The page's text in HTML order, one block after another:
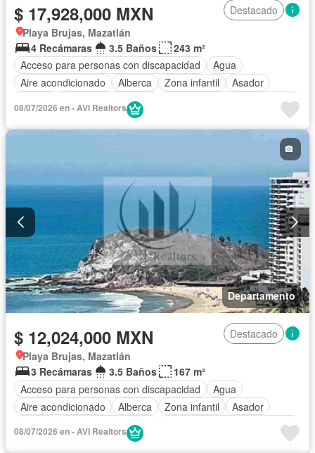
$ 17,928,000 MXN
Destacado
Playa Brujas, Mazatlán
4 Recámaras
3.5 Baños
243 m²
Acceso para personas con discapacidad
Agua
Aire acondicionado
Alberca Zona infantil
Asador
Caseta de vigilancia
Circuito cerrado de televisión
Cocina equipada
Jacuzzi
Sala polivalente
Sauna Seguridad
Televisión por cable
Terraza
Vista panorámica Wifi
Zonas verdes
Sin amueblar
08/07/2026 en - AVI Realtors
Departamento
$ 12,024,000 MXN
Destacado
Playa Brujas, Mazatlán
3 Recámaras
3.5 Baños
167 m²
Acceso para personas con discapacidad
Agua
Aire acondicionado
Alberca Zona infantil
Asador
Caseta de vigilancia
Circuito cerrado de televisión
Cocina equipada
08/07/2026 en - AVI Realtors